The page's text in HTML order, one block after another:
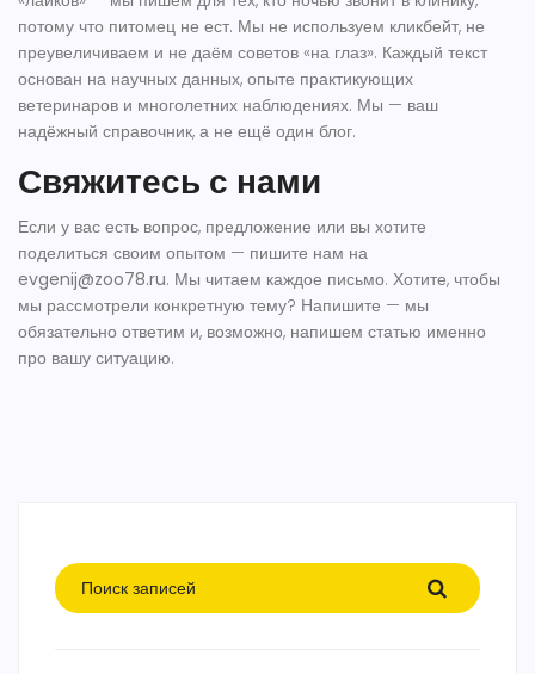
потому что питомец не ест. Мы не используем кликбейт, не
преувеличиваем и не даём советов «на глаз». Каждый текст
основан на научных данных, опыте практикующих
ветеринаров и многолетних наблюдениях. Мы — ваш
надёжный справочник, а не ещё один блог.
Свяжитесь с нами
Если у вас есть вопрос, предложение или вы хотите
поделиться своим опытом — пишите нам на
evgenij@zoo78.ru. Мы читаем каждое письмо. Хотите, чтобы
мы рассмотрели конкретную тему? Напишите — мы
обязательно ответим и, возможно, напишем статью именно
про вашу ситуацию.